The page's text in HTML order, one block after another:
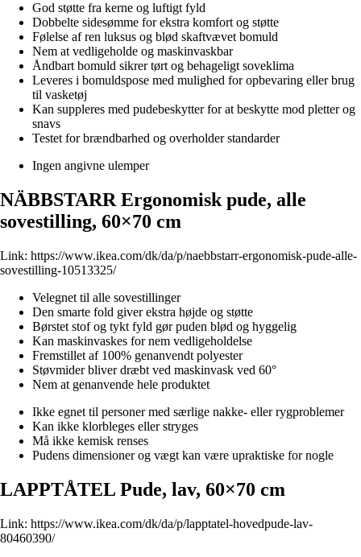
God støtte fra kerne og luftigt fyld
Dobbelte sidesømme for ekstra komfort og støtte
Følelse af ren luksus og blød skaftvævet bomuld
Nem at vedligeholde og maskinvaskbar
Åndbart bomuld sikrer tørt og behageligt soveklima
Leveres i bomuldspose med mulighed for opbevaring eller brug
til vasketøj
Kan suppleres med pudebeskytter for at beskytte mod pletter og
snavs
Testet for brændbarhed og overholder standarder
Ingen angivne ulemper
NÄBBSTARR Ergonomisk pude, alle
sovestilling, 60×70 cm
Link: https://www.ikea.com/dk/da/p/naebbstarr-ergonomisk-pude-alle-
sovestilling-10513325/
Velegnet til alle sovestillinger
Den smarte fold giver ekstra højde og støtte
Børstet stof og tykt fyld gør puden blød og hyggelig
Kan maskinvaskes for nem vedligeholdelse
Fremstillet af 100% genanvendt polyester
Støvmider bliver dræbt ved maskinvask ved 60°
Nem at genanvende hele produktet
Ikke egnet til personer med særlige nakke- eller rygproblemer
Kan ikke klorbleges eller stryges
Må ikke kemisk renses
Pudens dimensioner og vægt kan være upraktiske for nogle
LAPPTÅTEL Pude, lav, 60×70 cm
Link: https://www.ikea.com/dk/da/p/lapptatel-hovedpude-lav-
80460390/